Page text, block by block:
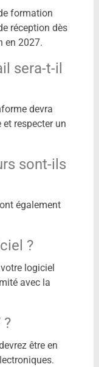
formation
réception dès
en 2027.
sera-t-il
devra
respecter un
sont-ils
également
?
logiciel
avec la
?
être en